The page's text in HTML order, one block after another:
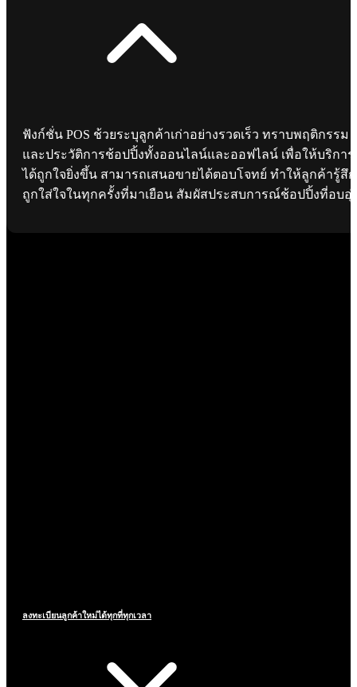
ฟังก์ชั่น POS ช้วยระบุลูกค้าเก่าอย่างรวดเร็ว ทราบพฤติกรรม
และประวัติการช้อปปิ้งทั้งออนไลน์และออฟไลน์ เพื่อให้บริการ
ได้ถูกใจยิ่งขึ้น สามารถเสนอขายได้ตอบโจทย์ ทำให้ลูกค้ารู้สึก
ถูกใส่ใจในทุกครั้งที่มาเยือน สัมผัสประสบการณ์ช้อปปิ้งที่อบอุ่
ลงทะเบียนลูกค้าใหม่ได้ทุกที่ทุกเวลา